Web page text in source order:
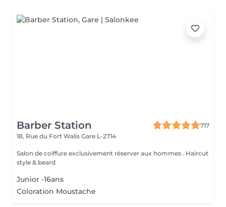
Barber Station
717
18, Rue du Fort Walis Gare L-2714
Salon de coiffure exclusivement réserver aux hommes . Haircut
style & beard
Junior -16ans
Coloration Moustache